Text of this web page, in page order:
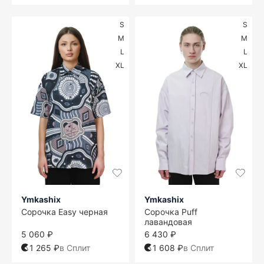
S
M
L
XL
Ymkashix
Сорочка Easy черная
5 060 ₽
1 265 ₽в Сплит
S
M
L
XL
Ymkashix
Сорочка Puff
лавандовая
6 430 ₽
1 608 ₽в Сплит